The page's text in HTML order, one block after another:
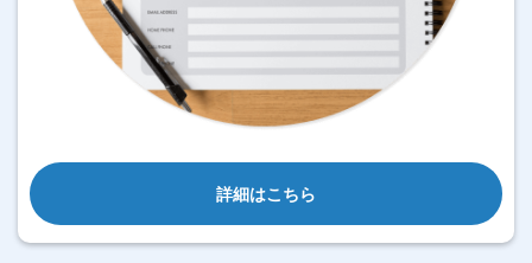
詳細はこちら